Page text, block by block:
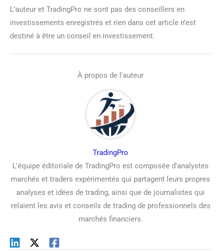
L’auteur et TradingPro ne sont pas des conseillers en
investissements enregistrés et rien dans cet article n’est
destiné à être un conseil en investissement.
À propos de l'auteur
TradingPro
L'équipe éditoriale de TradingPro est composée d'analystes
marchés et traders expérimentés qui partagent leurs propres
analyses et idées de trading, ainsi que de journalistes qui
relaient les avis et conseils de trading de professionnels des
marchés financiers.